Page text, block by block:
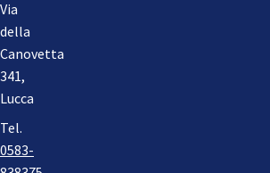
Via
della
Canovetta
341,
Lucca
Tel.
0583-